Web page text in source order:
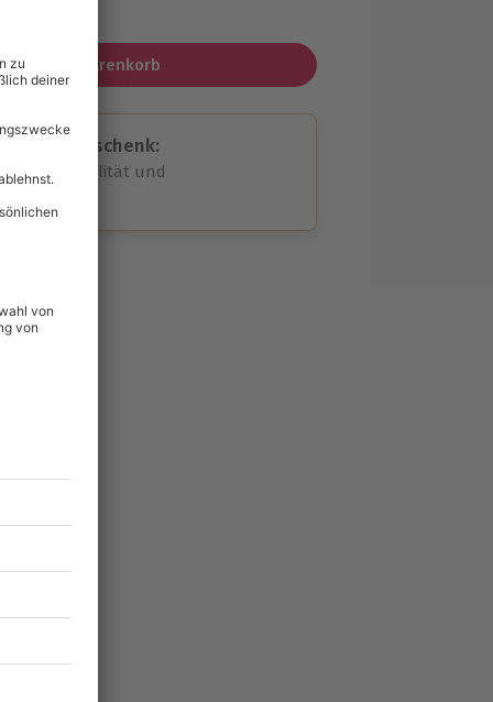
In den Warenkorb
Geschenk:
volle Flexibilität und
für alle Erlebnisse